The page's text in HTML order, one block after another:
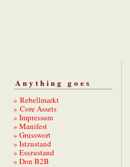
Anything goes
» Rebellmarkt
» Core Assets
» Impressum
» Manifest
» Grusswort
» Istzustand
» Esszustand
» Don B2B